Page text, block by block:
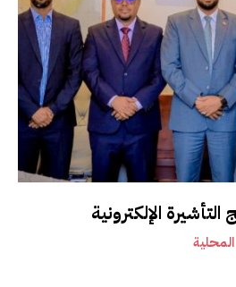
الإلكترونية
المحلية